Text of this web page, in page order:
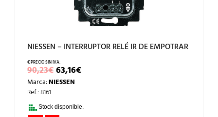
NIESSEN – INTERRUPTOR RELÉ IR DE EMPOTRAR
90,23€EL
PRECIO
ORIGINAL
90,23€.
63,16€EL
PRECIO
Marca:NIESSEN
Ref.: 8161
Stock disponible.